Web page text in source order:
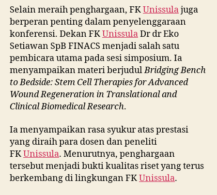
Selain meraih penghargaan, FKUnissulajuga
berperan penting dalam penyelenggaraan
konferensi. Dekan FKUnissulaDr dr Eko
Setiawan SpB FINACS menjadi salah satu
pembicara utama pada sesi simposium. Ia
menyampaikan materi berjudulBridging Bench
to Bedside: Stem Cell Therapies for Advanced
Wound Regeneration in Translational and
Clinical Biomedical Research.
Ia menyampaikan rasa syukur atas prestasi
yang diraih para dosen dan peneliti
FKUnissula. Menurutnya, penghargaan
tersebut menjadi bukti kualitas riset yang terus
berkembang di lingkungan FKUnissula.